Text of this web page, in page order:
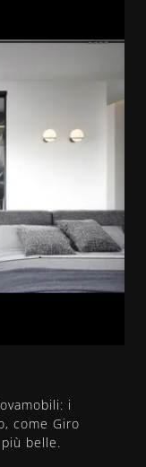
i
come Giro
belle.